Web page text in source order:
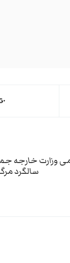
وزارت خارجه
سالگرد